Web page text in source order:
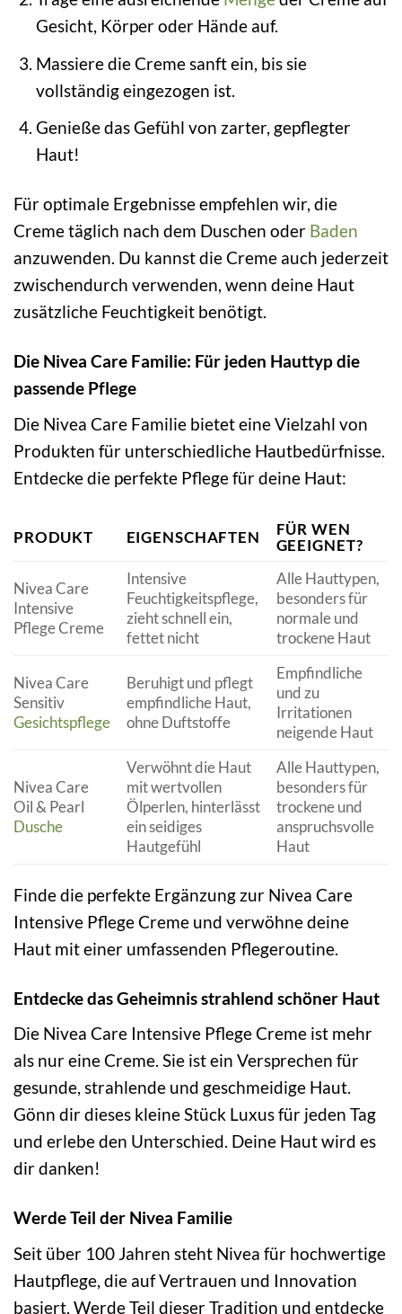
Gesicht, Körper oder Hände auf.
Massiere die Creme sanft ein, bis sie
vollständig eingezogen ist.
Genieße das Gefühl von zarter, gepflegter
Haut!
Für optimale Ergebnisse empfehlen wir, die
Creme täglich nach dem Duschen oder Baden
anzuwenden. Du kannst die Creme auch jederzeit
zwischendurch verwenden, wenn deine Haut
zusätzliche Feuchtigkeit benötigt.
Die Nivea Care Familie: Für jeden Hauttyp die
passende Pflege
Die Nivea Care Familie bietet eine Vielzahl von
Produkten für unterschiedliche Hautbedürfnisse.
Entdecke die perfekte Pflege für deine Haut:
PRODUKT EIGENSCHAFTEN
FÜR WEN
GEEIGNET?
Nivea Care
Intensive
Pflege Creme
Intensive
Feuchtigkeitspflege,
zieht schnell ein,
fettet nicht
Alle Hauttypen,
besonders für
normale und
trockene Haut
Nivea Care
Sensitiv
Gesichtspflege
Beruhigt und pflegt
empfindliche Haut,
ohne Duftstoffe
Empfindliche
und zu
Irritationen
neigende Haut
Nivea Care
Oil & Pearl
Dusche
Verwöhnt die Haut
mit wertvollen
Ölperlen, hinterlässt
ein seidiges
Hautgefühl
Alle Hauttypen,
besonders für
trockene und
anspruchsvolle
Haut
Finde die perfekte Ergänzung zur Nivea Care
Intensive Pflege Creme und verwöhne deine
Haut mit einer umfassenden Pflegeroutine.
Entdecke das Geheimnis strahlend schöner Haut
Die Nivea Care Intensive Pflege Creme ist mehr
als nur eine Creme. Sie ist ein Versprechen für
gesunde, strahlende und geschmeidige Haut.
Gönn dir dieses kleine Stück Luxus für jeden Tag
und erlebe den Unterschied. Deine Haut wird es
dir danken!
Werde Teil der Nivea Familie
Seit über 100 Jahren steht Nivea für hochwertige
Hautpflege, die auf Vertrauen und Innovation
basiert. Werde Teil dieser Tradition und entdecke